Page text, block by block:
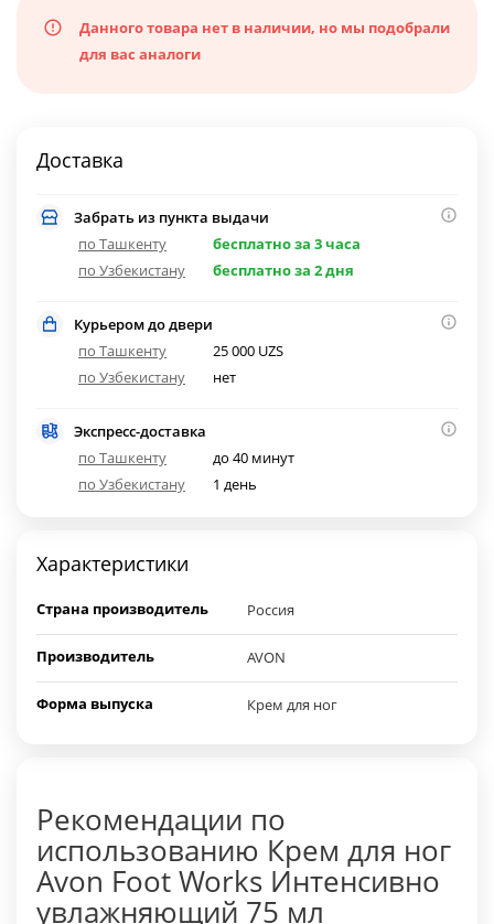
Данного товара нет в наличии, но мы подобрали
для вас аналоги
Доставка
Забрать из пункта выдачи
по Ташкенту
бесплатно за 3 часа
по Узбекистану
бесплатно за 2 дня
Курьером до двери
по Ташкенту
25 000 UZS
по Узбекистану
нет
Экспресс-доставка
по Ташкенту
до 40 минут
по Узбекистану
1 день
Характеристики
Страна производитель Россия
Производитель AVON
Форма выпуска Крем для ног
Рекомендации по
использованию Крем для ног
Avon Foot Works Интенсивно
увлажняющий 75 мл